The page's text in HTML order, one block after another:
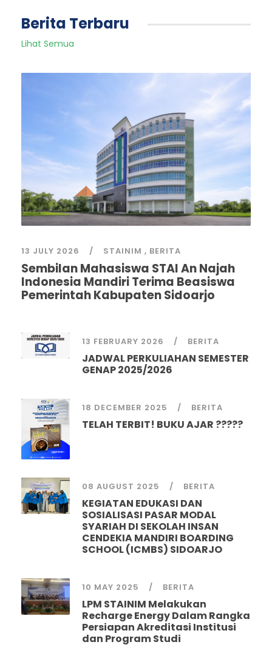
Berita Terbaru
Lihat Semua
13 JULY 2026 STAINIM , BERITA
Sembilan Mahasiswa STAI An Najah
Indonesia Mandiri Terima Beasiswa
Pemerintah Kabupaten Sidoarjo
13 FEBRUARY 2026 BERITA
JADWAL PERKULIAHAN SEMESTER
GENAP 2025/2026
18 DECEMBER 2025 BERITA
TELAH TERBIT! BUKU AJAR ?????
08 AUGUST 2025 BERITA
KEGIATAN EDUKASI DAN
SOSIALISASI PASAR MODAL
SYARIAH DI SEKOLAH INSAN
CENDEKIA MANDIRI BOARDING
SCHOOL (ICMBS) SIDOARJO
10 MAY 2025 BERITA
LPM STAINIM Melakukan
Recharge Energy Dalam Rangka
Persiapan Akreditasi Institusi
dan Program Studi